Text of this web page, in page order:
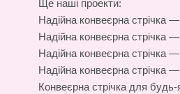
Ще наші проекти:
Надійна конвеєрна стрічка
Надійна конвеєрна стрічка
Надійна конвеєрна стрічка
Надійна конвеєрна стрічка
Конвеєрна стрічка для